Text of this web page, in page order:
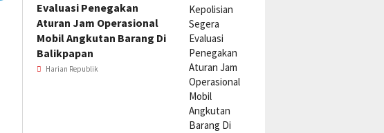
Evaluasi Penegakan
Aturan Jam Operasional
Mobil Angkutan Barang Di
Balikpapan
Harian Republik